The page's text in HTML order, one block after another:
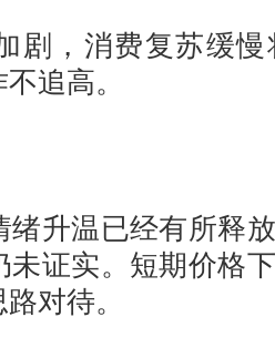
，消费复苏缓慢
追高。
升温已经有所释放
未证实。短期价格
对待。